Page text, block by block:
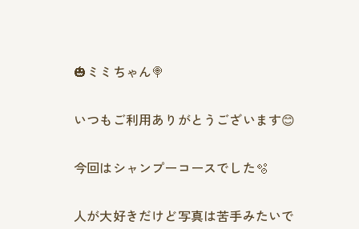
🎃ミミちゃん🍭
いつもご利用ありがとうございます😊
今回はシャンプーコースでした🫧
人が大好きだけど写真は苦手みたいで